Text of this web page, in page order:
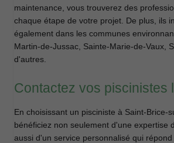
maintenance, vous trouverez des
chaque étape de votre projet. De plus, ils
également dans les communes
Martin-de-Jussac, Sainte-Marie-de-Vaux,
d'autres.
Contactez vos piscinistes
En choisissant un pisciniste à Saint-Brice-
bénéficiez non seulement d'une expertise
aussi d'un service personnalisé qui répond